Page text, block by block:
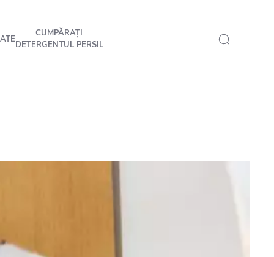
CUMPĂRAȚI
DETERGENTUL PERSIL